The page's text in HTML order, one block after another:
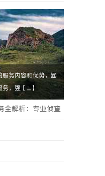
务内容和优势，涵
，强【....】
全解析：专业侦查